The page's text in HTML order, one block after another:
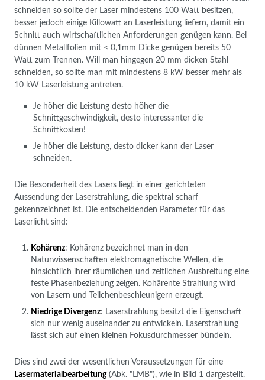
schneiden so sollte der Laser mindestens 100 Watt besitzen,
besser jedoch einige Killowatt an Laserleistung liefern, damit ein
Schnitt auch wirtschaftlichen Anforderungen genügen kann. Bei
dünnen Metallfolien mit < 0,1mm Dicke genügen bereits 50
Watt zum Trennen. Will man hingegen 20 mm dicken Stahl
schneiden, so sollte man mit mindestens 8 kW besser mehr als
10 kW Laserleistung antreten.
Je höher die Leistung desto höher die
Schnittgeschwindigkeit, desto interessanter die
Schnittkosten!
Je höher die Leistung, desto dicker kann der Laser
schneiden.
Die Besonderheit des Lasers liegt in einer gerichteten
Aussendung der Laserstrahlung, die spektral scharf
gekennzeichnet ist. Die entscheidenden Parameter für das
Laserlicht sind:
Kohärenz: Kohärenz bezeichnet man in den
Naturwissenschaften elektromagnetische Wellen, die
hinsichtlich ihrer räumlichen und zeitlichen Ausbreitung eine
feste Phasenbeziehung zeigen. Kohärente Strahlung wird
von Lasern und Teilchenbeschleunigern erzeugt.
Niedrige Divergenz: Laserstrahlung besitzt die Eigenschaft
sich nur wenig auseinander zu entwickeln. Laserstrahlung
lässt sich auf einen kleinen Fokusdurchmesser bündeln.
Dies sind zwei der wesentlichen Voraussetzungen für eine
Lasermaterialbearbeitung(Abk. "LMB"), wie in Bild 1 dargestellt.